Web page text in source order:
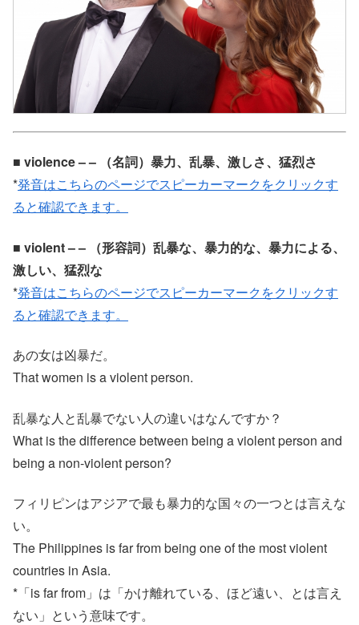
■ violence – – （名詞）暴力、乱暴、激しさ、猛烈さ
*発音はこちらのページでスピーカーマークをクリックす
ると確認できます。
■ violent – – （形容詞）乱暴な、暴力的な、暴力による、
激しい、猛烈な
*発音はこちらのページでスピーカーマークをクリックす
ると確認できます。
あの女は凶暴だ。
That women is a violent person.
乱暴な人と乱暴でない人の違いはなんですか？
What is the difference between being a violent person and
being a non-violent person?
フィリピンはアジアで最も暴力的な国々の一つとは言えな
い。
The Philippines is far from being one of the most violent
countries in Asia.
*「is far from」は「かけ離れている、ほど遠い、とは言え
ない」という意味です。